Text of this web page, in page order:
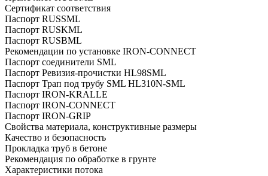
Сертификат соответствия
Паспорт RUSSML
Паспорт RUSKML
Паспорт RUSBML
Рекомендации по установке IRON-CONNECT
Паспорт соединители SML
Паспорт Ревизия-прочистки HL98SML
Паспорт Трап под трубу SML HL310N-SML
Паспорт IRON-KRALLE
Паспорт IRON-CONNECT
Паспорт IRON-GRIP
Свойства материала, конструктивные размеры
Качество и безопасность
Прокладка труб в бетоне
Рекомендация по обработке в грунте
Характеристики потока